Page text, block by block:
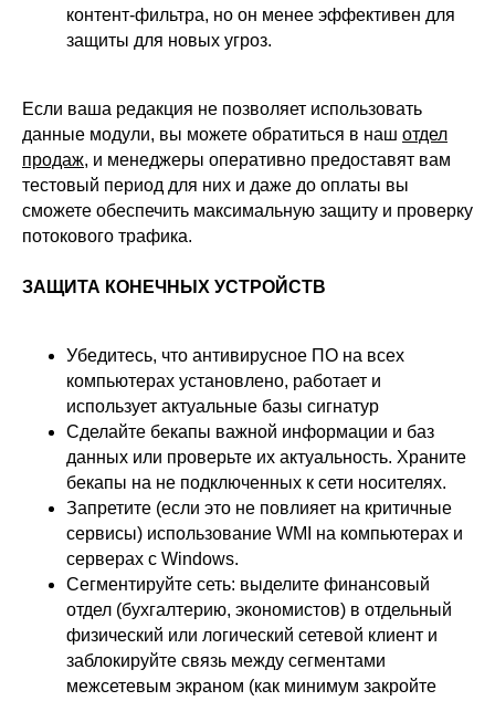
контент-фильтра, но он менее эффективен для
защиты для новых угроз.
Если ваша редакция не позволяет использовать
данные модули, вы можете обратиться в наш отдел
продаж, и менеджеры оперативно предоставят вам
тестовый период для них и даже до оплаты вы
сможете обеспечить максимальную защиту и проверку
потокового трафика.
ЗАЩИТА КОНЕЧНЫХ УСТРОЙСТВ
Убедитесь, что антивирусное ПО на всех
компьютерах установлено, работает и
использует актуальные базы сигнатур
Сделайте бекапы важной информации и баз
данных или проверьте их актуальность. Храните
бекапы на не подключенных к сети носителях.
Запретите (если это не повлияет на критичные
сервисы) использование WMI на компьютерах и
серверах с Windows.
Сегментируйте сеть: выделите финансовый
отдел (бухгалтерию, экономистов) в отдельный
физический или логический сетевой клиент и
заблокируйте связь между сегментами
межсетевым экраном (как минимум закройте
© ideco 2005-2026 · Все права защищены
Условия использования
Политика обработки персональных данных
Продление лицензий
Обучение в вузах
О компании
Признание и аналитика
Карьера в Ideco
Инвесторам
Сертификация ФСТЭК
DNS Security в NGFW
Информационная
безопасность в решениях
Ideco
Дорожная карта
ВКонтакте
Youtube
Rutube
MAX
Файрвольная
Создаем вместе
Ideco NGFW